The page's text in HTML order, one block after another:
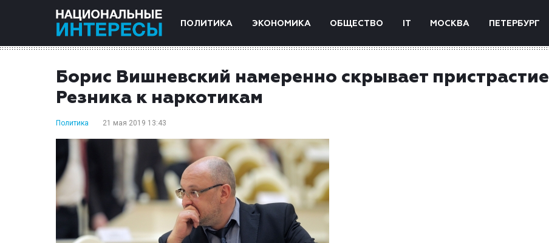
ПОЛИТИКА ЭКОНОМИКА ОБЩЕСТВО IT МОСКВА ПЕТЕРБУРГ
Борис Вишневский намеренно скрывает пристрастие
Резника к наркотикам
Политика 21 мая 2019 13:43